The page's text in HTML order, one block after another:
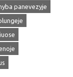
panevezyje